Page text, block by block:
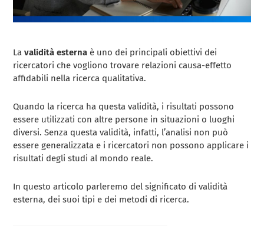
Lavalidità esterna è uno dei principali obiettivi dei
ricercatori che vogliono trovare relazioni causa-effetto
affidabili nella ricerca qualitativa.
Quando la ricerca ha questa validità, i risultati possono
essere utilizzati con altre persone in situazioni o luoghi
diversi. Senza questa validità, infatti, l’analisi non può
essere generalizzata e i ricercatori non possono applicare i
risultati degli studi al mondo reale.
In questo articolo parleremo del significato di validità
esterna, dei suoi tipi e dei metodi di ricerca.